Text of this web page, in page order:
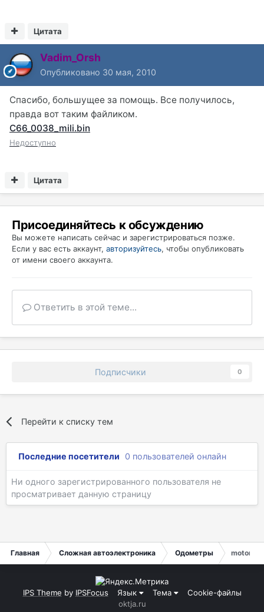
Цитата
Vadim_Orsh
Опубликовано 30 мая, 2010
Спасибо, большущее за помощь. Все получилось,
правда вот таким файликом.
C66_0038_mili.bin
Недоступно
Цитата
Присоединяйтесь к обсуждению
Вы можете написать сейчас и зарегистрироваться позже.
Если у вас есть аккаунт, авторизуйтесь, чтобы опубликовать
от имени своего аккаунта.
Ответить в этой теме...
Подписчики 0
Перейти к списку тем
Последние посетители 0 пользователей онлайн
Ни одного зарегистрированного пользователя не
просматривает данную страницу
Главная Сложная автоэлектроника Одометры
IPS Theme by IPSFocus Язык Тема
Cookie-файлы
oktja.ru